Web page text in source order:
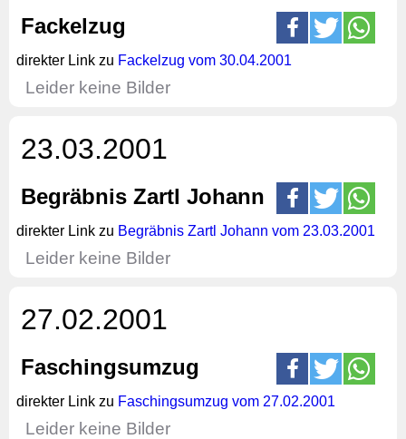
Fackelzug
direkter Link zu Fackelzug vom 30.04.2001
Leider keine Bilder
23.03.2001
Begräbnis Zartl Johann
direkter Link zu Begräbnis Zartl Johann vom 23.03.2001
Leider keine Bilder
27.02.2001
Faschingsumzug
direkter Link zu Faschingsumzug vom 27.02.2001
Leider keine Bilder